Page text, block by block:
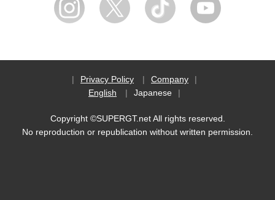
Privacy Policy
Company
English
Japanese
Copyright ©SUPERGT.net All rights reserved.
No reproduction or republication without written permission.